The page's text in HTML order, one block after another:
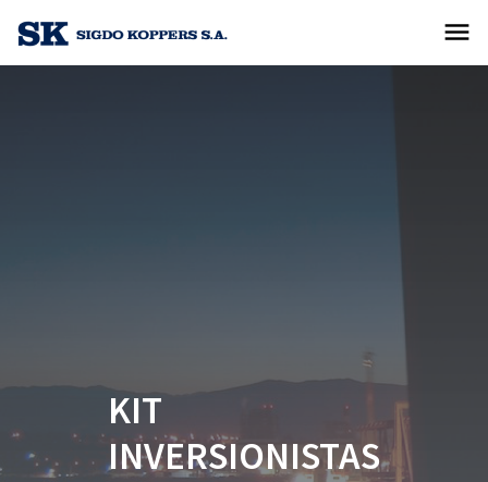
menu
KIT
INVERSIONISTAS